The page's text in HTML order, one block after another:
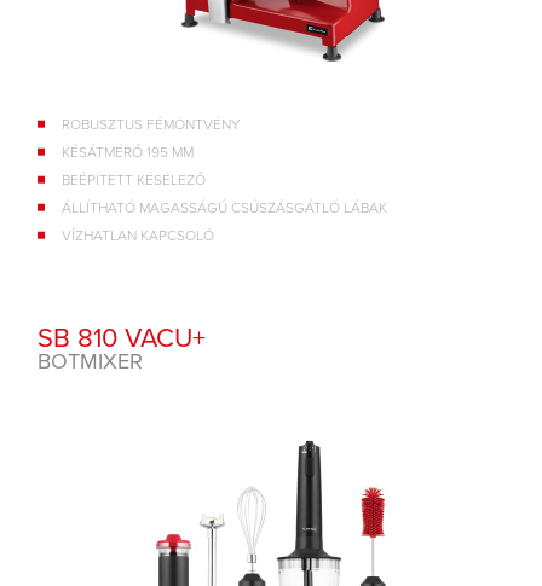
ROBUSZTUS FÉMÖNTVÉNY
KÉSÁTMÉRŐ 195 MM
BEÉPÍTETT KÉSÉLEZŐ
ÁLLÍTHATÓ MAGASSÁGÚ CSÚSZÁSGÁTLÓ LÁBAK
VÍZHATLAN KAPCSOLÓ
SB 810 VACU+
BOTMIXER